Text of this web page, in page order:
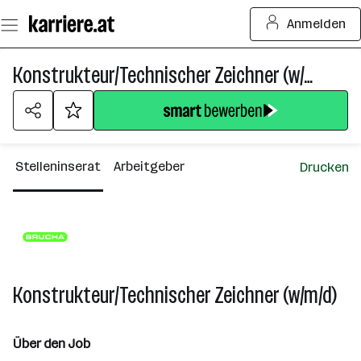
Seiteninhalt
springen
Anmelden
Konstrukteur/Technischer Zeichner (w/m/d)
Stelleninserat Arbeitgeber Drucken
Konstrukteur/Technischer Zeichner (w/m/d)
Über den Job